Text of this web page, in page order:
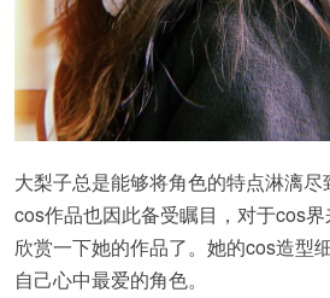
大梨子总是能够将角色的特点淋漓
cos作品也因此备受瞩目，对于cos
欣赏一下她的作品了。她的cos造型
自己心中最爱的角色。